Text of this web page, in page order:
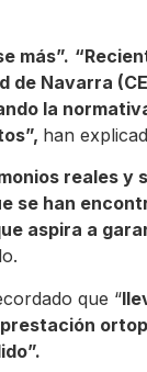
más”.
Navarra
la
han
reales y
se han
aspira a
que “